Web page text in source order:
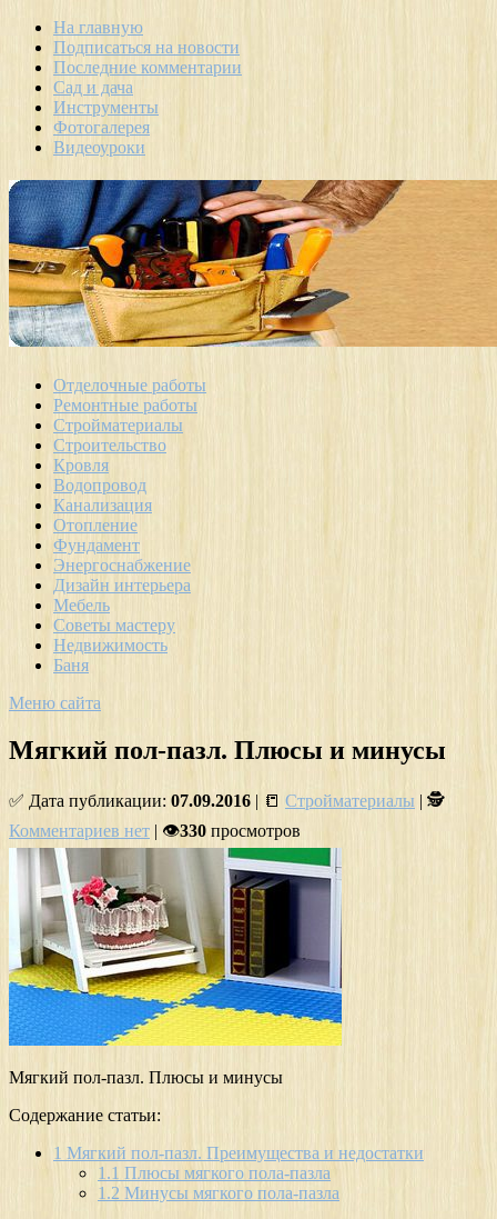
На главную
Подписаться на новости
Последние комментарии
Сад и дача
Инструменты
Фотогалерея
Видеоуроки
Отделочные работы
Ремонтные работы
Стройматериалы
Строительство
Кровля
Водопровод
Канализация
Отопление
Фундамент
Энергоснабжение
Дизайн интерьера
Мебель
Советы мастеру
Недвижимость
Баня
Меню сайта
Мягкий пол-пазл. Плюсы и минусы
✅ Дата публикации: 07.09.2016 | 📒 Стройматериалы | 🕵
Комментариев нет | 👁330 просмотров
Мягкий пол-пазл. Плюсы и минусы
Содержание статьи:
1 Мягкий пол-пазл. Преимущества и недостатки
1.1 Плюсы мягкого пола-пазла
1.2 Минусы мягкого пола-пазла